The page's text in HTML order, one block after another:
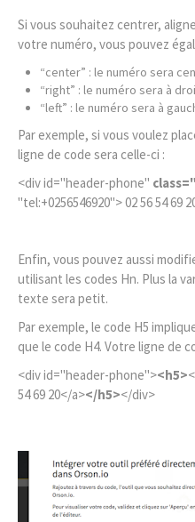
Si vous souhaitez centrer,
votre numéro, vous pouvez
“center” : le numéro sera
“right” : le numéro sera à
“left” : le numéro sera à
Par exemple, si vous voulez
ligne de code sera celle-ci :
<div id="header-phone"
"tel:+0256546920"> 02 56 54 69
Enfin, vous pouvez aussi
utilisant les codes Hn. Plus la
texte sera petit.
Par exemple, le code H5
que le code H4. Votre ligne de
<div id="header-phone"><h5>
54 69 20</a></h5></div>